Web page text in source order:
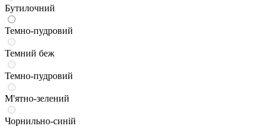
Бутилочний
Темно-пудровий
Темний беж
Темно-пудровий
М'ятно-зелений
Чорнильно-синій